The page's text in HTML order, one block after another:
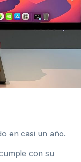
en casi un año.
con su